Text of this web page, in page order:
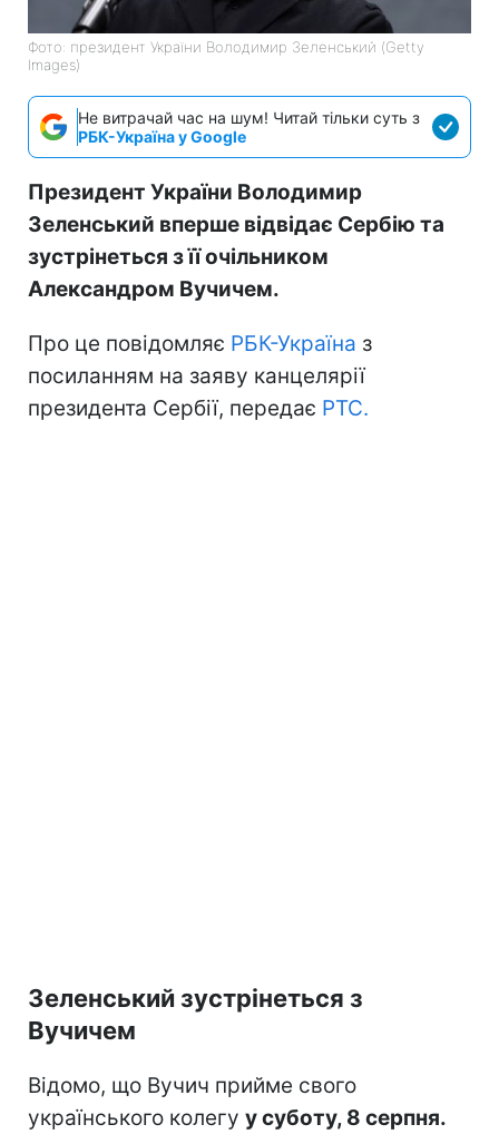
Фото: президент України Володимир Зеленський (Getty
Images)
Не витрачай час на шум! Читай тільки суть з
РБК-Україна у Google
Президент України Володимир
Зеленський вперше відвідає Сербію та
зустрінеться з її очільником
Александром Вучичем.
Про це повідомляє РБК-Україна з
посиланням на заяву канцелярії
президента Сербії, передає РТС.
Зеленський зустрінеться з
Вучичем
Відомо, що Вучич прийме свого
українського колегу у суботу, 8 серпня.